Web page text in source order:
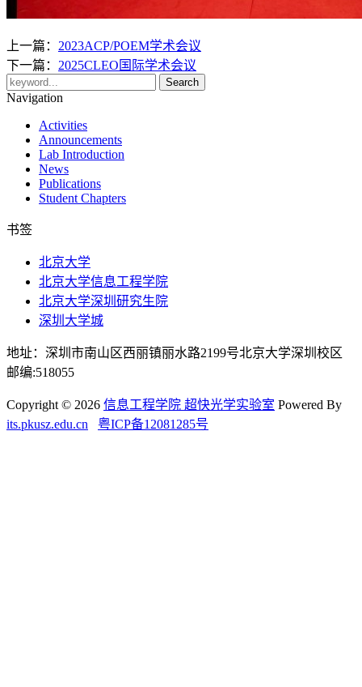
上一篇： 2023ACP/POEM学术会议
下一篇： 2025CLEO国际学术会议
Navigation
Activities
Announcements
Lab Introduction
News
Publications
Student Chapters
书签
北京大学
北京大学信息工程学院
北京大学深圳研究生院
深圳大学城
地址：深圳市南山区西丽镇丽水路2199号北京大学深圳校区
邮编:518055
Copyright © 2026 信息工程学院 超快光学实验室 Powered By
its.pkusz.edu.cn
粤ICP备12081285号